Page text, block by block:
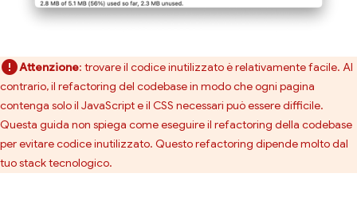
Attenzione: trovare il codice inutilizzato è relativamente facile. Al
contrario, il refactoring del codebase in modo che ogni pagina
contenga solo il JavaScript e il CSS necessari può essere difficile.
Questa guida non spiega come eseguire il refactoring della codebase
per evitare codice inutilizzato. Questo refactoring dipende molto dal
tuo stack tecnologico.